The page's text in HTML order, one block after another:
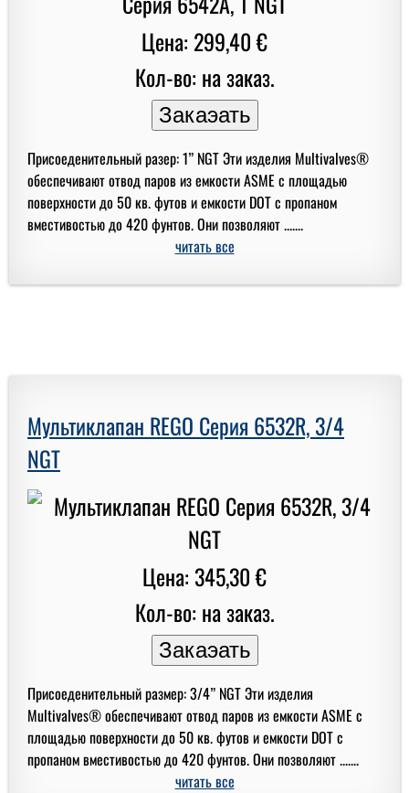
Цена: 299,40 €
Кол-во: на заказ.
Присоеденительный разер: 1” NGT Эти изделия Multivalves®
обеспечивают отвод паров из емкости ASME с площадью
поверхности до 50 кв. футов и емкости DOT с пропаном
вместивостью до 420 фунтов. Они позволяют .......
читать все
Мультиклапан REGO Серия 6532R, 3/4
NGT
Цена: 345,30 €
Кол-во: на заказ.
Присоеденительный размер: 3/4” NGT Эти изделия
Multivalves® обеспечивают отвод паров из емкости ASME с
площадью поверхности до 50 кв. футов и емкости DOT с
пропаном вместивостью до 420 фунтов. Они позволяют .......
читать все